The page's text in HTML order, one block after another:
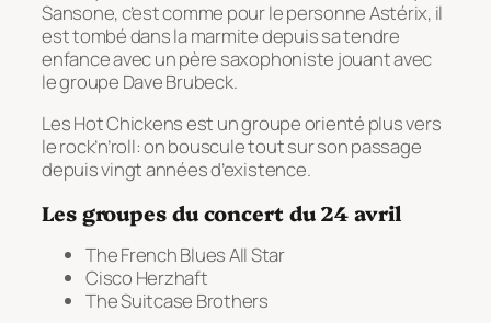
Sansone, c’est comme pour le personne Astérix, il
est tombé dans la marmite depuis sa tendre
enfance avec un père saxophoniste jouant avec
le groupe Dave Brubeck.
Les Hot Chickens est un groupe orienté plus vers
le rock’n’roll: on bouscule tout sur son passage
depuis vingt années d’existence.
Les groupes du concert du 24 avril
The French Blues All Star
Cisco Herzhaft
The Suitcase Brothers